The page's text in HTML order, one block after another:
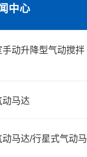
中心
手动升降型气动搅拌
动马达
动马达/行星式气动马